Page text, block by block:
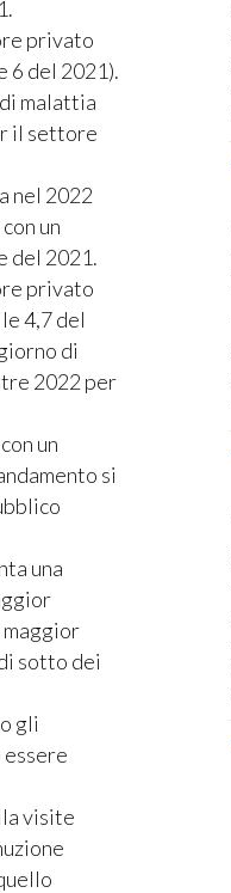
privato
6 del 2021).
malattia
il settore
nel 2022
un
del 2021.
privato
4,7 del
di
2022 per
un
si
una
sotto dei
gli
visite